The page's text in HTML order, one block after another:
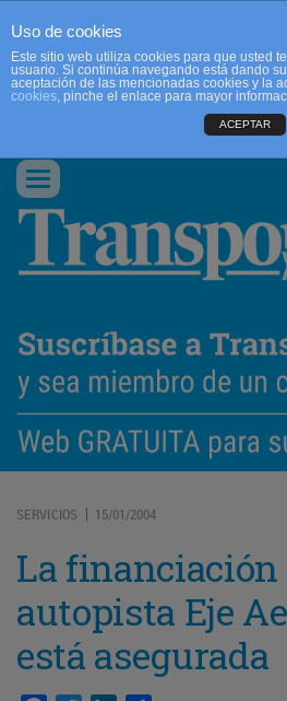
CONTACTO
Conmutar
navegación
SERVICIOS | 15/01/2004
La financiación
autopista Eje
está asegurada
Uso de cookies
Este sitio web utiliza cookies para que usted
usuario. Si continúa navegando está dando
aceptación de las mencionadas cookies y la
cookies, pinche el enlace para mayor
ACEPTAR